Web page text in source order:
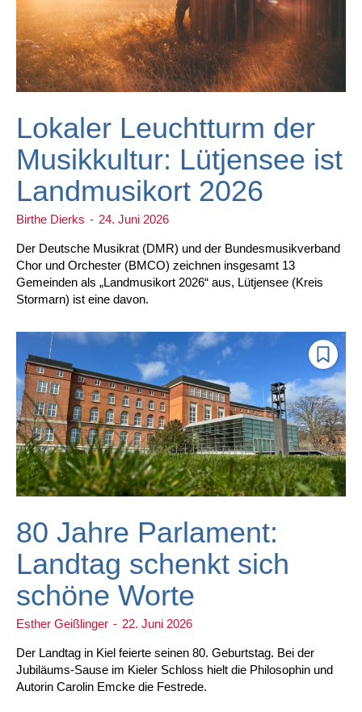
Lokaler Leuchtturm der
Musikkultur: Lütjensee ist
Landmusikort 2026
Birthe Dierks - 24. Juni 2026
Der Deutsche Musikrat (DMR) und der Bundesmusikverband
Chor und Orchester (BMCO) zeichnen insgesamt 13
Gemeinden als „Landmusikort 2026“ aus, Lütjensee (Kreis
Stormarn) ist eine davon.
80 Jahre Parlament:
Landtag schenkt sich
schöne Worte
Esther Geißlinger - 22. Juni 2026
Der Landtag in Kiel feierte seinen 80. Geburtstag. Bei der
Jubiläums-Sause im Kieler Schloss hielt die Philosophin und
Autorin Carolin Emcke die Festrede.